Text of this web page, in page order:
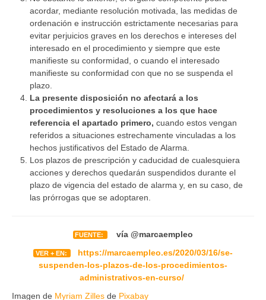
acordar, mediante resolución motivada, las medidas de
ordenación e instrucción estrictamente necesarias para
evitar perjuicios graves en los derechos e intereses del
interesado en el procedimiento y siempre que este
manifieste su conformidad, o cuando el interesado
manifieste su conformidad con que no se suspenda el
plazo.
La presente disposición no afectará a los
procedimientos y resoluciones a los que hace
referencia el apartado primero, cuando estos vengan
referidos a situaciones estrechamente vinculadas a los
hechos justificativos del Estado de Alarma.
Los plazos de prescripción y caducidad de cualesquiera
acciones y derechos quedarán suspendidos durante el
plazo de vigencia del estado de alarma y, en su caso, de
las prórrogas que se adoptaren.
FUENTE: vía @marcaempleo
VER + EN:
https://marcaempleo.es/2020/03/16/se-
suspenden-los-plazos-de-los-procedimientos-
administrativos-en-curso/
Imagen de Myriam Zilles de Pixabay